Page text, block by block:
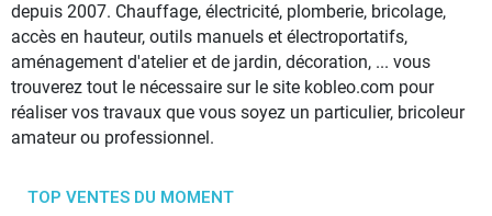
depuis 2007. Chauffage, électricité, plomberie, bricolage,
accès en hauteur, outils manuels et électroportatifs,
aménagement d'atelier et de jardin, décoration, ... vous
trouverez tout le nécessaire sur le site kobleo.com pour
réaliser vos travaux que vous soyez un particulier, bricoleur
amateur ou professionnel.
TOP VENTES DU MOMENT